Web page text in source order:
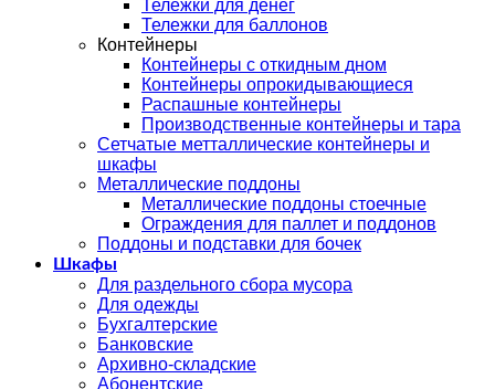
Тележки для денег
Тележки для баллонов
Контейнеры
Контейнеры с откидным дном
Контейнеры опрокидывающиеся
Распашные контейнеры
Производственные контейнеры и тара
Сетчатые метталлические контейнеры и
шкафы
Металлические поддоны
Металлические поддоны стоечные
Ограждения для паллет и поддонов
Поддоны и подставки для бочек
Шкафы
Для раздельного сбора мусора
Для одежды
Бухгалтерские
Банковские
Архивно-складские
Абонентские